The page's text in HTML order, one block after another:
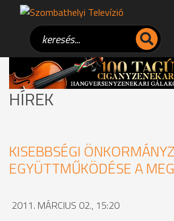
HÍREK
KISEBBSÉGI
EGYÜTTMŰKÖDÉSE A
2011. MÁRCIUS 02., 15:20